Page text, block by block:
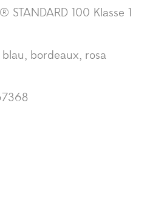
STANDARD 100 Klasse 1
bordeaux, rosa